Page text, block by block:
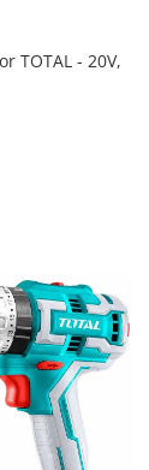
TOTAL - 20V,